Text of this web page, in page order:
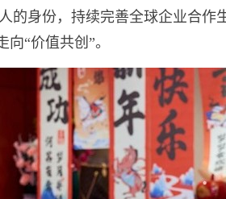
的身份，持续完善全球企业合作
“价值共创”。